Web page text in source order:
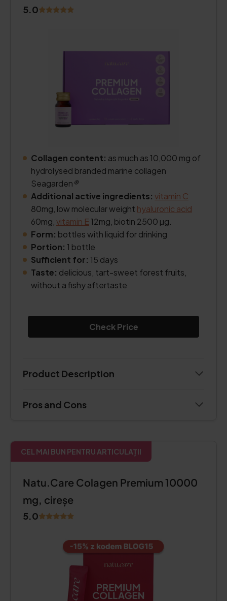
5.0
Collagen content: as much as 10,000 mg of
hydrolysed branded marine collagen
Seagarden®
Additional active ingredients: vitamin C
80mg, low molecular weight hyaluronic acid
60mg, vitamin E12mg, biotin 2500 µg.
Form: bottles with liquid for drinking
Portion: 1 bottle
Sufficient for: 15 days
Taste: delicious, tart-sweet forest fruits,
without a fishy aftertaste
Check Price
Product Description
Pros and Cons
CEL MAI BUN PENTRU ARTICULAȚII
Natu.Care Colagen Premium 10000
mg, cireșe
5.0